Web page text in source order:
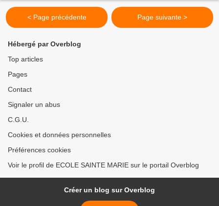
< Page précédente Page suivante >
Hébergé par Overblog
Top articles
Pages
Contact
Signaler un abus
C.G.U.
Cookies et données personnelles
Préférences cookies
Voir le profil de ECOLE SAINTE MARIE sur le portail Overblog
Créer un blog sur Overblog